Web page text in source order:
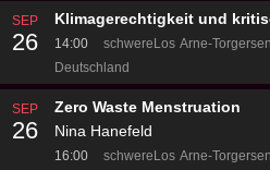
SEP
26
Klimagerechtigkeit und
14:00 schwereLos Arne-
Deutschland
SEP
26
Zero Waste Menstruation
Nina Hanefeld
16:00 schwereLos Arne-